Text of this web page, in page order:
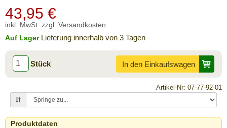
43,95 €
inkl. MwSt. zzgl. Versandkosten
Auf LagerLieferung innerhalb von 3 Tagen
Stück In den Einkaufswagen
Artikel-Nr: 07-77-92-01
Produktdaten